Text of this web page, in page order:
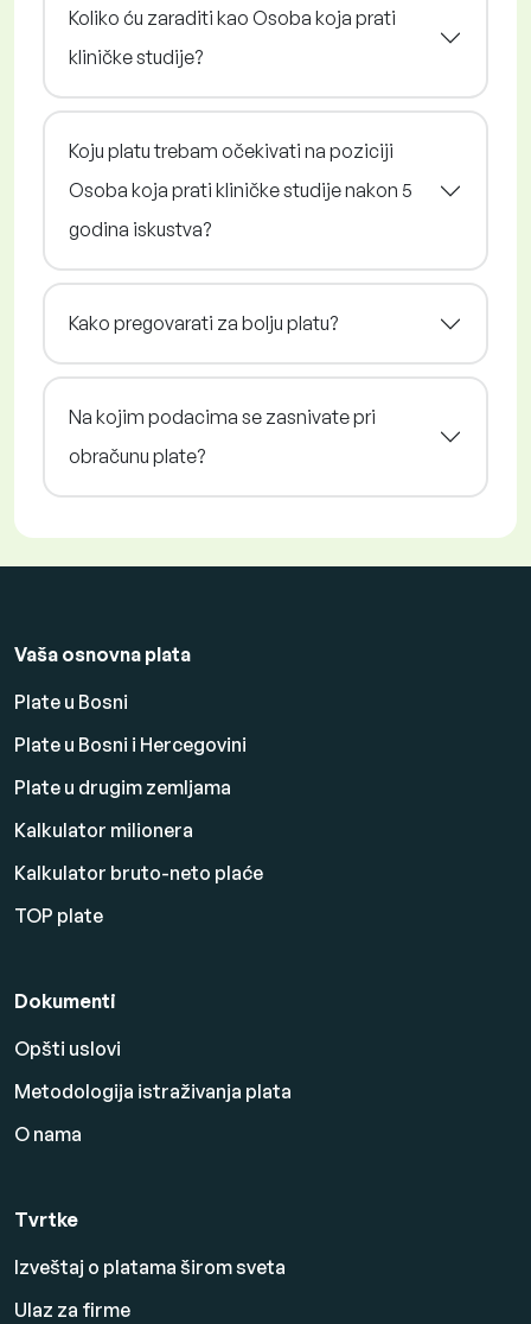
Koliko ću zaraditi kao Osoba koja prati
kliničke studije?
Koju platu trebam očekivati na poziciji
Osoba koja prati kliničke studije nakon 5
godina iskustva?
Kako pregovarati za bolju platu?
Na kojim podacima se zasnivate pri
obračunu plate?
Vaša osnovna plata
Plate u Bosni
Plate u Bosni i Hercegovini
Plate u drugim zemljama
Kalkulator milionera
Kalkulator bruto-neto plaće
TOP plate
Dokumenti
Opšti uslovi
Metodologija istraživanja plata
O nama
Tvrtke
Izveštaj o platama širom sveta
Ulaz za firme